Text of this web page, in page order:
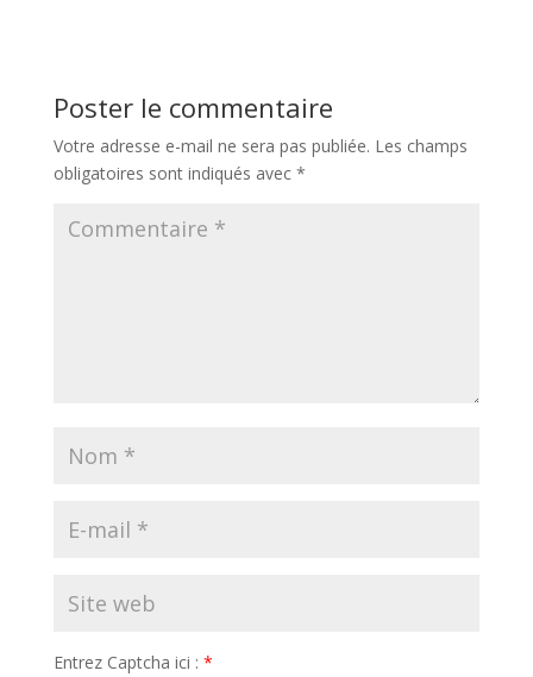
Poster le commentaire
Votre adresse e-mail ne sera pas publiée. Les champs
obligatoires sont indiqués avec *
Entrez Captcha ici : *